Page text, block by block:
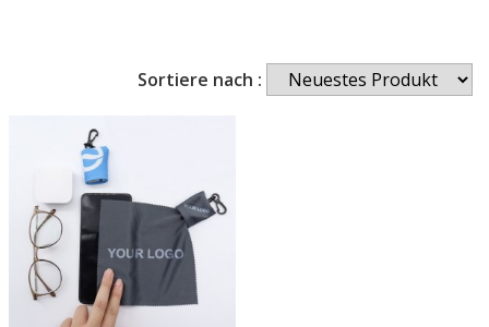
Sortiere nach :